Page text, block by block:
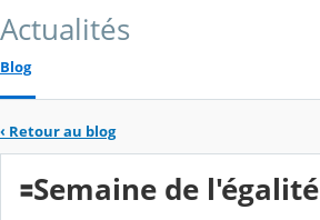
Actualités
Blog
‹ Retour au blog
🟰Semaine de l'égalité